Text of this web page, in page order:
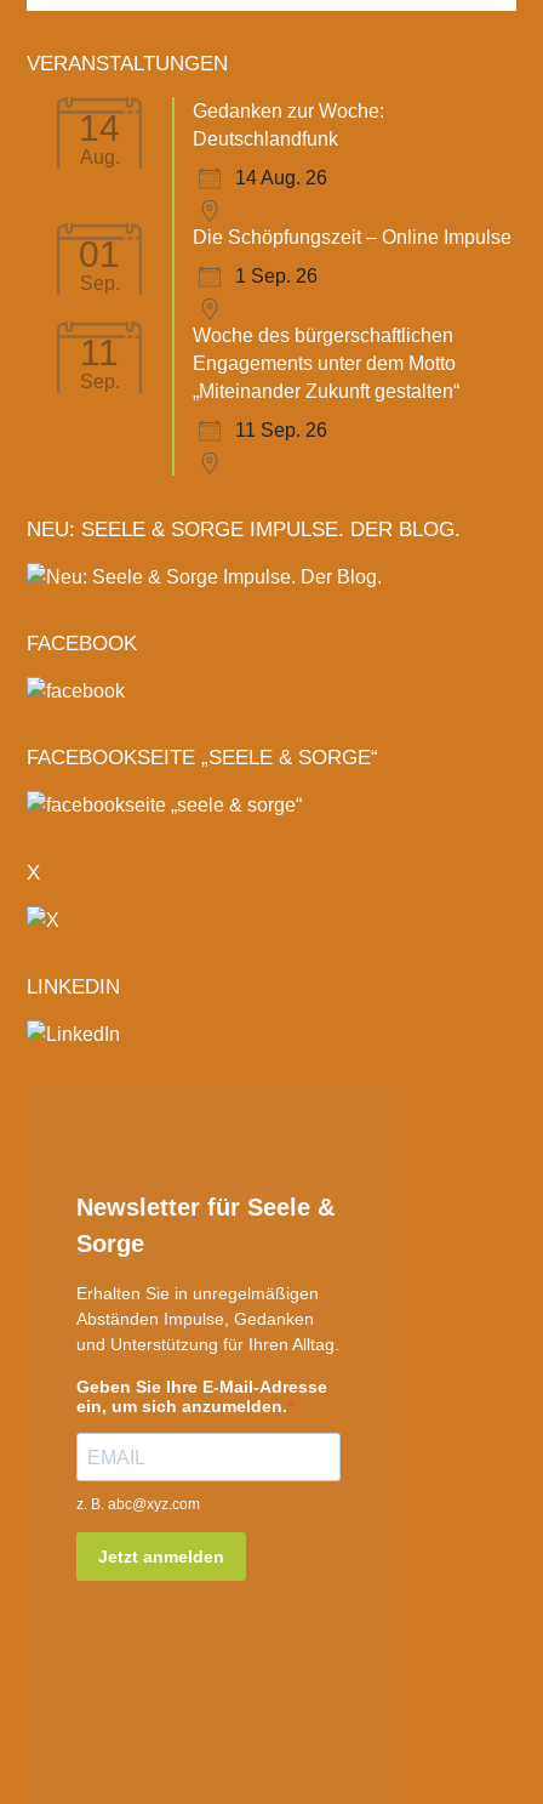
VERANSTALTUNGEN
14
Aug.
Gedanken zur Woche:
Deutschlandfunk
14 Aug. 26
01
Sep.
Die Schöpfungszeit – Online Impulse
1 Sep. 26
11
Sep.
Woche des bürgerschaftlichen
Engagements unter dem Motto
„Miteinander Zukunft gestalten“
11 Sep. 26
NEU: SEELE & SORGE IMPULSE. DER BLOG.
FACEBOOK
FACEBOOKSEITE „SEELE & SORGE“
X
LINKEDIN